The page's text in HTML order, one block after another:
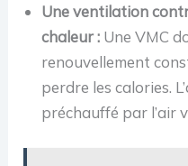
Une ventilation
chaleur : Une VMC
renouvellement
perdre les calories.
préchauffé par l’air